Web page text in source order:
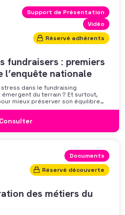
Support de Présentation
Vidéo
Réservé adhérents
fundraisers : premiers
l’enquête nationale
dans le fundraising
émergent du terrain ? Et surtout,
mieux préserver son équilibre
propose un webinaire pour découvrir
Consulter
Documents
Réservé découverte
des métiers du